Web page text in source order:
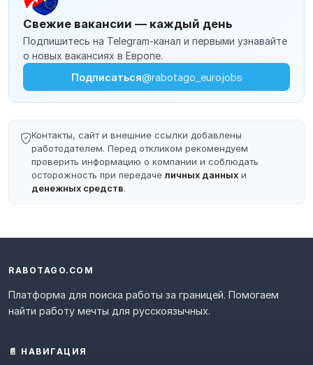
Свежие вакансии — каждый день
Подпишитесь на Telegram-канал и первыми узнавайте
о новых вакансиях в Европе.
Подписаться@rabotago_eurojobs
Контакты, сайт и внешние ссылки добавлены
работодателем. Перед откликом рекомендуем
проверить информацию о компании и соблюдать
осторожность при передачеличных данных и
денежных средств.
RABOTAGO.COM
Платформа для поиска работы за границей. Помогаем
найти работу мечты для русскоязычных.
📄 НАВИГАЦИЯ